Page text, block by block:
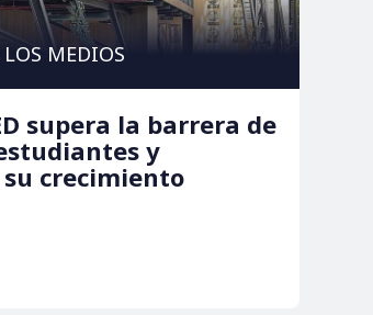
MEDIOS
supera la barrera de
y
crecimiento